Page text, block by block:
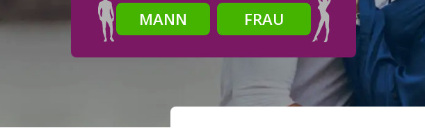
MANN
FRAU
Schritt2
Dein Geburtsdatum?